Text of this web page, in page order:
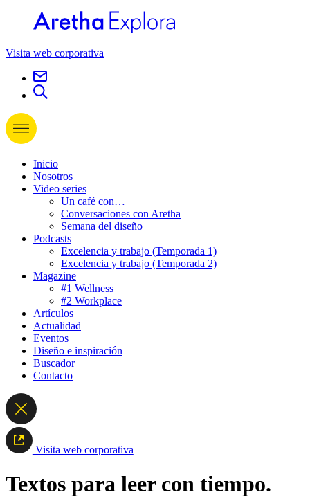
Visita web corporativa
Inicio
Nosotros
Video series
Un café con…
Conversaciones con Aretha
Semana del diseño
Podcasts
Excelencia y trabajo (Temporada 1)
Excelencia y trabajo (Temporada 2)
Magazine
#1 Wellness
#2 Workplace
Artículos
Actualidad
Eventos
Diseño e inspiración
Buscador
Contacto
Visita web corporativa
Textos para leer con tiempo.